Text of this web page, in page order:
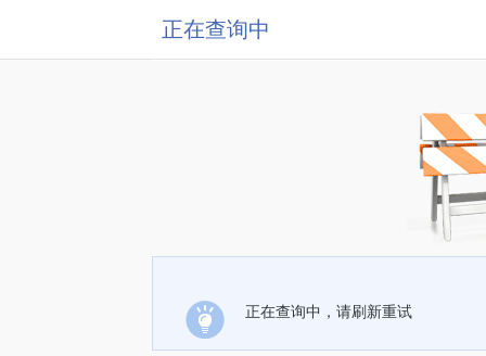
正在查询中
正在查询中，请刷新重试